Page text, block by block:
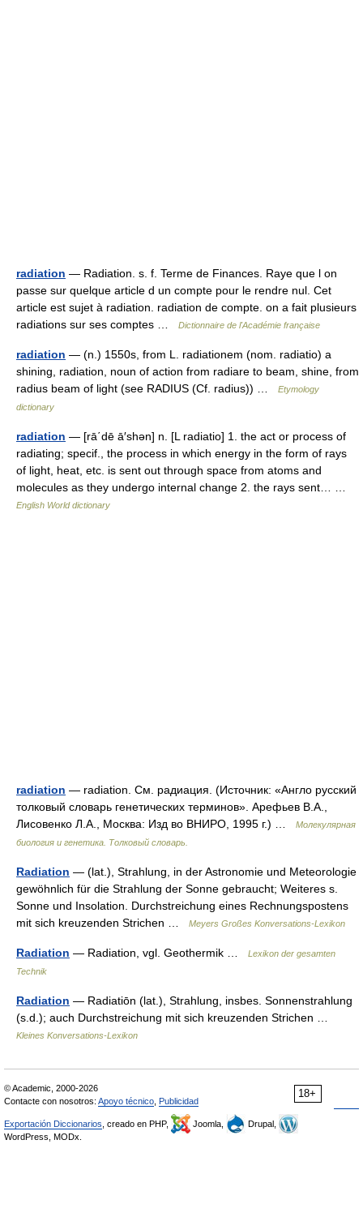
radiation — Radiation. s. f. Terme de Finances. Raye que l on
passe sur quelque article d un compte pour le rendre nul. Cet
article est sujet à radiation. radiation de compte. on a fait plusieurs
radiations sur ses comptes …
Dictionnaire de l'Académie française
radiation — (n.) 1550s, from L. radiationem (nom. radiatio) a
shining, radiation, noun of action from radiare to beam, shine, from
radius beam of light (see RADIUS (Cf. radius)) …
Etymology
dictionary
radiation — [rā΄dē ā′shən] n. [L radiatio] 1. the act or process of
radiating; specif., the process in which energy in the form of rays
of light, heat, etc. is sent out through space from atoms and
molecules as they undergo internal change 2. the rays sent… …
English World dictionary
radiation — radiation. См. радиация. (Источник: «Англо русский
толковый словарь генетических терминов». Арефьев В.А.,
Лисовенко Л.А., Москва: Изд во ВНИРО, 1995 г.) …
Молекулярная
биология и генетика. Толковый словарь.
Radiation — (lat.), Strahlung, in der Astronomie und Meteorologie
gewöhnlich für die Strahlung der Sonne gebraucht; Weiteres s.
Sonne und Insolation. Durchstreichung eines Rechnungspostens
mit sich kreuzenden Strichen …
Meyers Großes Konversations-Lexikon
Radiation — Radiation, vgl. Geothermik …
Lexikon der gesamten
Technik
Radiation — Radiatiōn (lat.), Strahlung, insbes. Sonnenstrahlung
(s.d.); auch Durchstreichung mit sich kreuzenden Strichen …
Kleines Konversations-Lexikon
18+
© Academic, 2000-2026
Contacte con nosotros: Apoyo técnico Publicidad
Exportación Diccionarios , creado en PHP, Joomla,
Drupal,
WordPress, MODx.